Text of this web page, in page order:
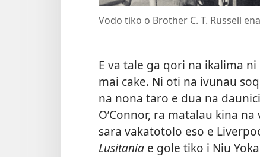
Vodo tiko o Brother C. T. Russell
E va tale ga qori na ikalima
mai cake. Ni oti na ivunau
na nona taro e dua na
O’Connor, ra matalau kina
sara vakatotolo eso e
Lusitania e gole tiko i Niu